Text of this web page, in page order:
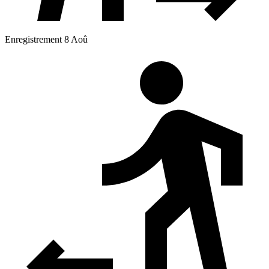
Enregistrement 8 Aoû